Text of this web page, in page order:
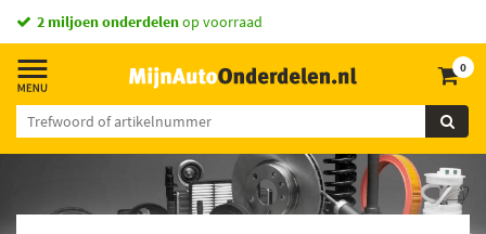
vandaag besteld,morgen in huis *
2 miljoen onderdelenop voorraad
0